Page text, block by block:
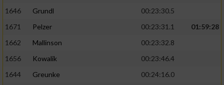
1646
Grundl
00:23:30.5
1671
Pelzer 00:23:31.1
01:59:28
1662
Mallinson
00:23:32.8
1656
Kowalik
00:23:46.4
1644
Greunke
00:24:16.0